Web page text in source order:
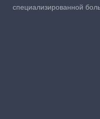
специализированной